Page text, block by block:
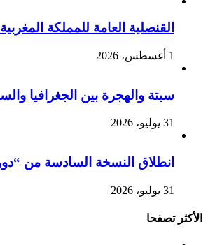
القنصلية العامة للمملكة
1 أغسطس، 2026
سبتة والهجرة بين الجغرافيا
31 يوليو، 2026
انطلاق النسخة السادسة من
31 يوليو، 2026
الأكثر تصفحا